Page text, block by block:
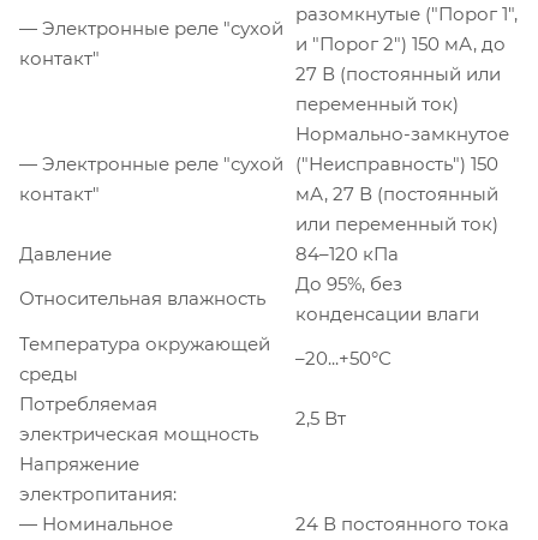
— Электронные реле "сухой
контакт"
разомкнутые ("Порог 1",
и "Порог 2") 150 мА, до
27 В (постоянный или
переменный ток)
— Электронные реле "сухой
контакт"
Нормально-замкнутое
("Неисправность") 150
мА, 27 В (постоянный
или переменный ток)
Давление
84–120 кПа
Относительная влажность
До 95%, без
конденсации влаги
Температура окружающей
среды
–20...+50°С
Потребляемая
электрическая мощность
2,5 Вт
Напряжение
электропитания:
— Номинальное
24 В постоянного тока